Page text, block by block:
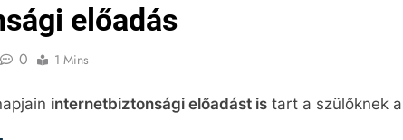
előadás
0 1 Mins
internetbiztonsági előadást is tart a szülőknek